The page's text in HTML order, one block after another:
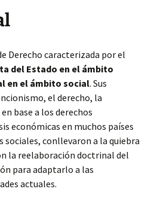
Derecho caracterizada por el
del Estado en el ámbito
en el ámbito social. Sus
el derecho, la
base a los derechos
económicas en muchos países
conllevaron a la quiebra
la reelaboración doctrinal del
para adaptarlo a las
actuales.